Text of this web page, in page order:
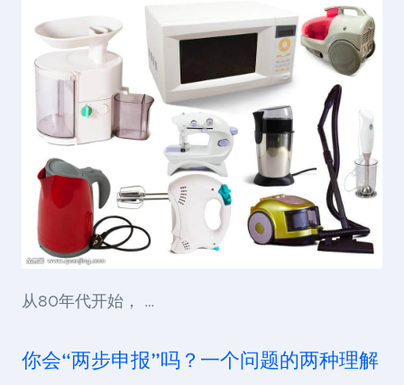
从80年代开始， …
你会“两步申报”吗？一个问题的两种理解